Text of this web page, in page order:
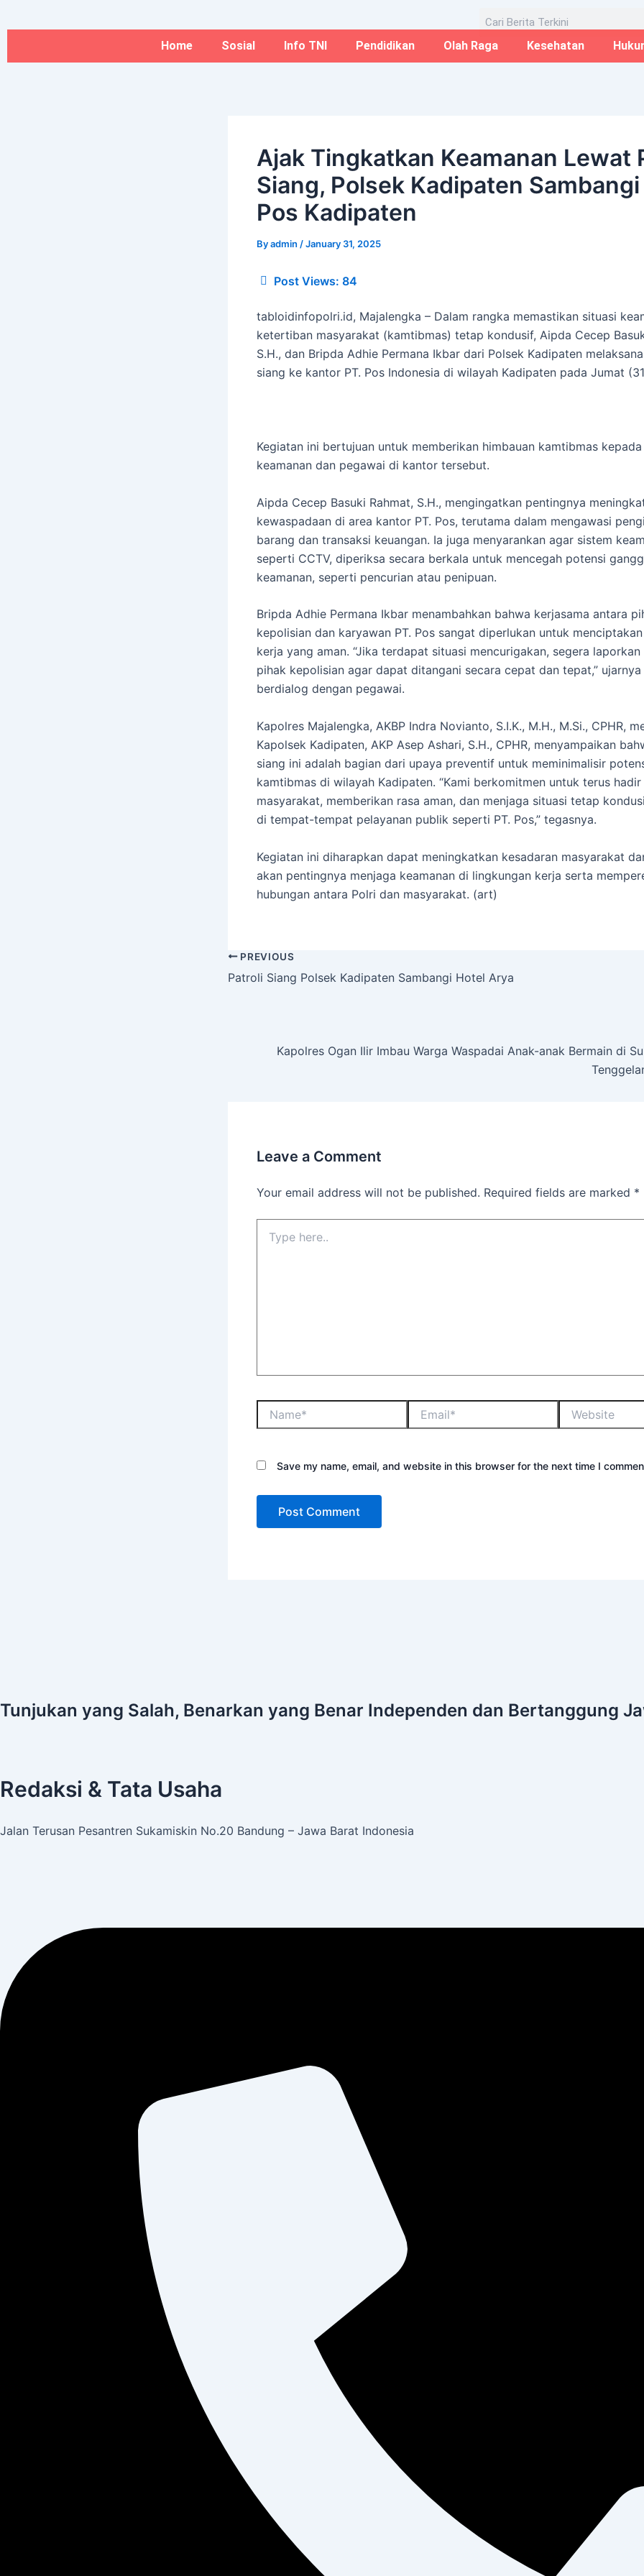
to
Home Sosial Info TNI Pendidikan Olah Raga Kesehatan
Ajak Tingkatkan Keamanan Lewat
Siang, Polsek Kadipaten Sambangi
Pos Kadipaten
Byadmin /January 31, 2025
Post Views: 84
tabloidinfopolri.id, Majalengka – Dalam rangka memastikan situasi
ketertiban masyarakat (kamtibmas) tetap kondusif, Aipda Cecep
S.H., dan Bripda Adhie Permana Ikbar dari Polsek Kadipaten
siang ke kantor PT. Pos Indonesia di wilayah Kadipaten pada Jumat
Kegiatan ini bertujuan untuk memberikan himbauan kamtibmas
keamanan dan pegawai di kantor tersebut.
Aipda Cecep Basuki Rahmat, S.H., mengingatkan pentingnya
kewaspadaan di area kantor PT. Pos, terutama dalam mengawasi
barang dan transaksi keuangan. Ia juga menyarankan agar sistem
seperti CCTV, diperiksa secara berkala untuk mencegah potensi
keamanan, seperti pencurian atau penipuan.
Bripda Adhie Permana Ikbar menambahkan bahwa kerjasama antara
kepolisian dan karyawan PT. Pos sangat diperlukan untuk
kerja yang aman. “Jika terdapat situasi mencurigakan, segera
pihak kepolisian agar dapat ditangani secara cepat dan tepat,” ujarnya
berdialog dengan pegawai.
Kapolres Majalengka, AKBP Indra Novianto, S.I.K., M.H., M.Si., CPHR,
Kapolsek Kadipaten, AKP Asep Ashari, S.H., CPHR, menyampaikan
siang ini adalah bagian dari upaya preventif untuk meminimalisir
kamtibmas di wilayah Kadipaten. “Kami berkomitmen untuk terus
masyarakat, memberikan rasa aman, dan menjaga situasi tetap
di tempat-tempat pelayanan publik seperti PT. Pos,” tegasnya.
Kegiatan ini diharapkan dapat meningkatkan kesadaran masyarakat
akan pentingnya menjaga keamanan di lingkungan kerja serta
hubungan antara Polri dan masyarakat. (art)
PREVIOUS
Patroli Siang Polsek Kadipaten Sambangi Hotel Arya
Kapolres Ogan Ilir Imbau Warga Waspadai Anak-anak Bermain di
Leave a Comment
Your email address will not be published. Required fields are marked *
Save my name, email, and website in this browser for the next time I
Tunjukan yang Salah, Benarkan yang Benar Independen dan Bertanggung
Redaksi & Tata Usaha
Jalan Terusan Pesantren Sukamiskin No.20 Bandung – Jawa Barat Indonesia